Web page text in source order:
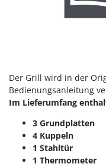
Redback
Ritter
River Systems
Robomow
Rossofuoco
Rover Pompe
Der Grill wird in der
Bedienungsanleitung
Im Lieferumfang
3 Grundplatten
4 Kuppeln
1 Stahltür
1 Thermometer